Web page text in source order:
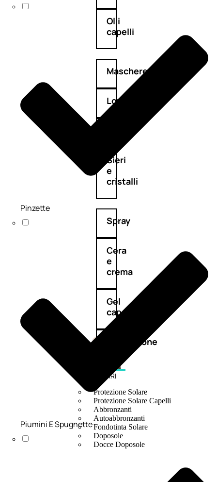
Olii
capelli
Maschere
Lozioni
Sieri
e
cristalli
Spray
Cera
e
crema
Gel
capelli
Colorazione
SOLARI
Protezione Solare
Protezione Solare Capelli
Abbronzanti
Autoabbronzanti
Fondotinta Solare
Doposole
Docce Doposole
Pinzette
Piumini E Spugnette